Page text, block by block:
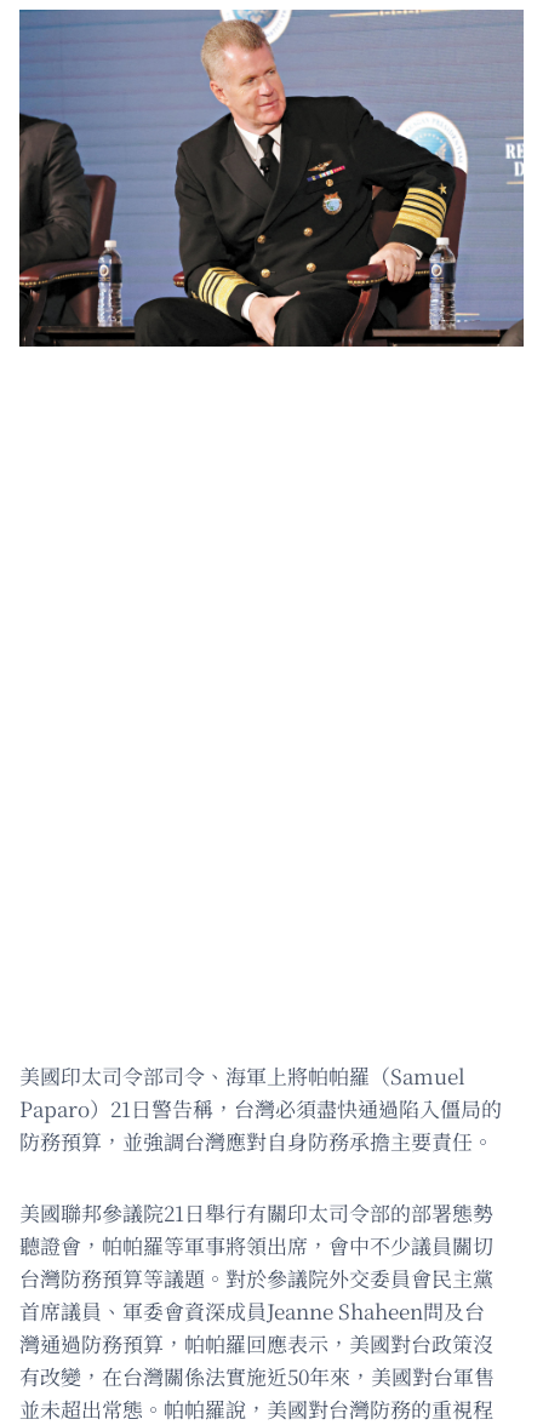
美國印太司令部司令、海軍上將帕帕羅（Samuel
Paparo）21日警告稱，台灣必須盡快通過陷入僵局的
防務預算，並強調台灣應對自身防務承擔主要責任。
美國聯邦參議院21日舉行有關印太司令部的部署態勢
聽證會，帕帕羅等軍事將領出席，會中不少議員關切
台灣防務預算等議題。對於參議院外交委員會民主黨
首席議員、軍委會資深成員Jeanne Shaheen問及台
灣通過防務預算，帕帕羅回應表示，美國對台政策沒
有改變，在台灣關係法實施近50年來，美國對台軍售
並未超出常態。帕帕羅說，美國對台灣防務的重視程